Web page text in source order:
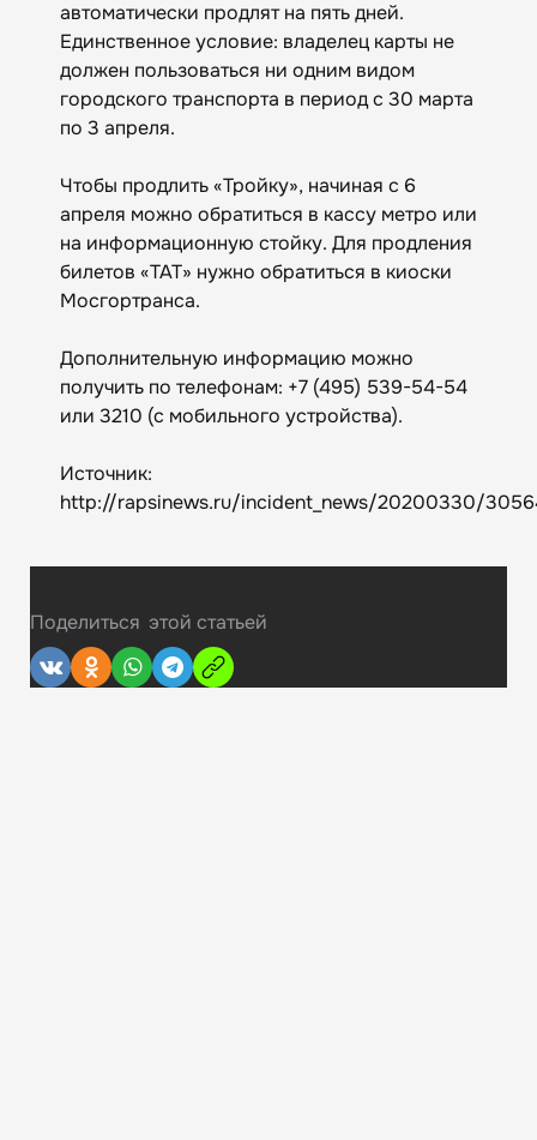
автоматически продлят на пять дней.
Единственное условие: владелец карты не
должен пользоваться ни одним видом
городского транспорта в период с 30 марта
по 3 апреля.
Чтобы продлить «Тройку», начиная с 6
апреля можно обратиться в кассу метро или
на информационную стойку. Для продления
билетов «ТАТ» нужно обратиться в киоски
Мосгортранса.
Дополнительную информацию можно
получить по телефонам: +7 (495) 539-54-54
или 3210 (с мобильного устройства).
Источник:
http://rapsinews.ru/incident_news/20200330/
Поделиться этой статьей